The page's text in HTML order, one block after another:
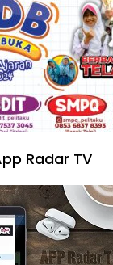
Radar TV